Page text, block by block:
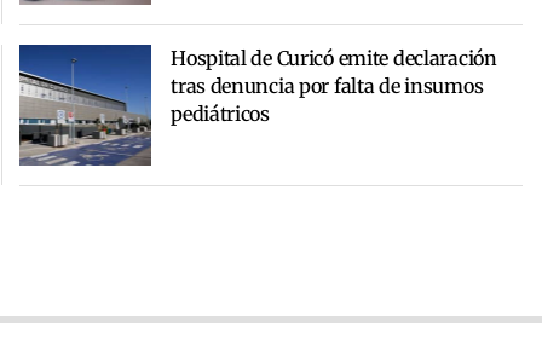
Hospital de Curicó emite declaración
tras denuncia por falta de insumos
pediátricos